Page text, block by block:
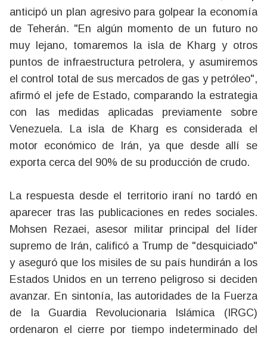
anticipó un plan agresivo para golpear la economía
de Teherán. "En algún momento de un futuro no
muy lejano, tomaremos la isla de Kharg y otros
puntos de infraestructura petrolera, y asumiremos
el control total de sus mercados de gas y petróleo",
afirmó el jefe de Estado, comparando la estrategia
con las medidas aplicadas previamente sobre
Venezuela. La isla de Kharg es considerada el
motor económico de Irán, ya que desde allí se
exporta cerca del 90% de su producción de crudo.
La respuesta desde el territorio iraní no tardó en
aparecer tras las publicaciones en redes sociales.
Mohsen Rezaei, asesor militar principal del líder
supremo de Irán, calificó a Trump de "desquiciado"
y aseguró que los misiles de su país hundirán a los
Estados Unidos en un terreno peligroso si deciden
avanzar. En sintonía, las autoridades de la Fuerza
de la Guardia Revolucionaria Islámica (IRGC)
ordenaron el cierre por tiempo indeterminado del